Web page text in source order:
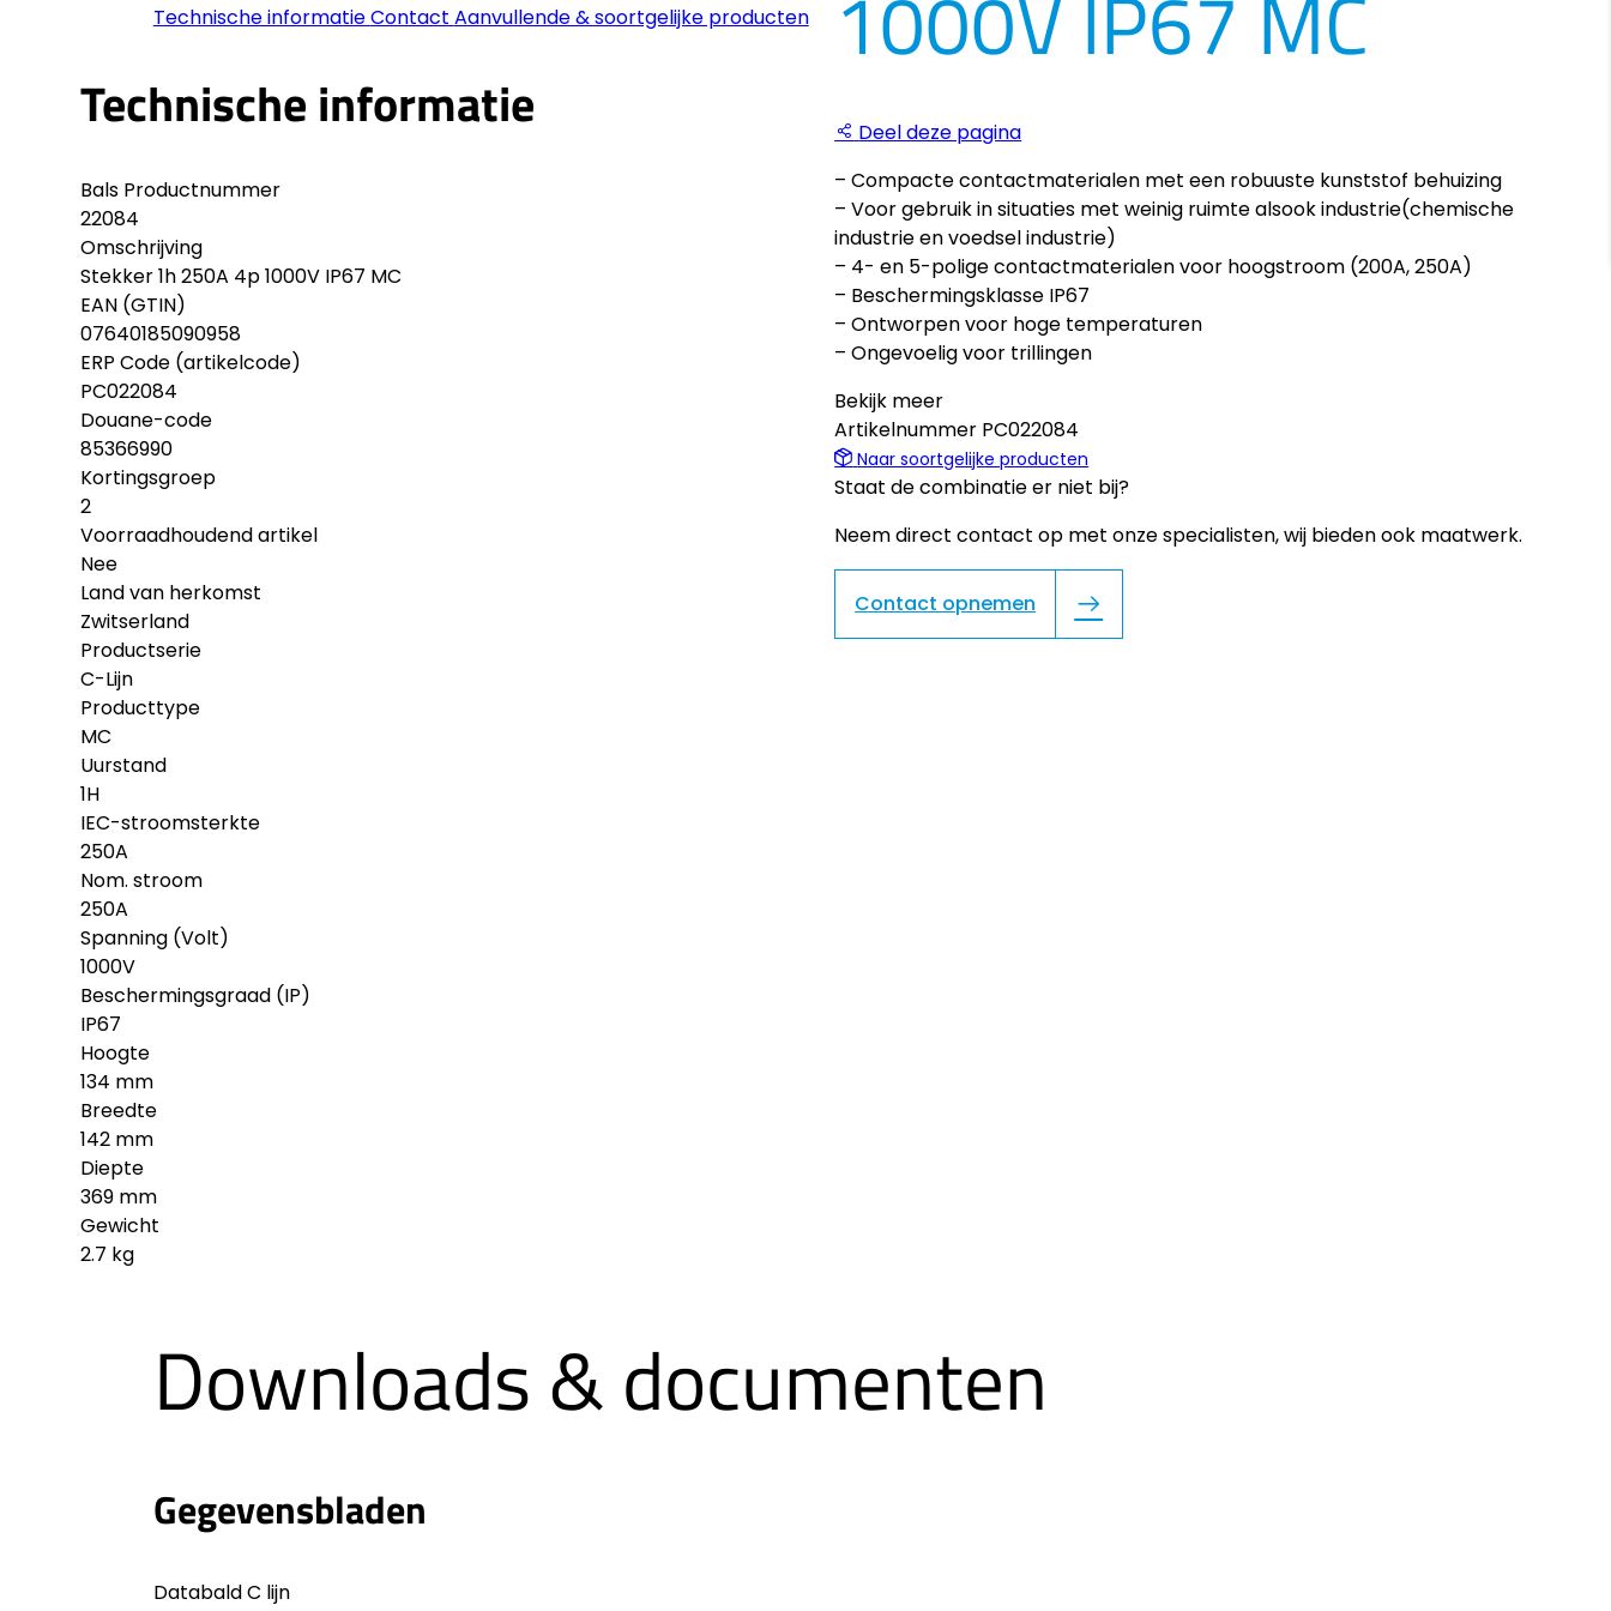
Deel deze pagina
– Compacte contactmaterialen met een robuuste kunststof behuizing
– Voor gebruik in situaties met weinig ruimte alsook industrie(chemische
industrie en voedsel industrie)
– 4- en 5-polige contactmaterialen voor hoogstroom (200A, 250A)
– Beschermingsklasse IP67
– Ontworpen voor hoge temperaturen
– Ongevoelig voor trillingen
Bekijk meer
Artikelnummer PC022084
Naar soortgelijke producten
Staat de combinatie er niet bij?
Neem direct contact op met onze specialisten, wij bieden ook maatwerk.
Contact opnemen
Technische informatieContact Aanvullende & soortgelijke producten
Technische informatie
Bals Productnummer
22084
Omschrijving
Stekker 1h 250A 4p 1000V IP67 MC
EAN (GTIN)
07640185090958
ERP Code (artikelcode)
PC022084
Douane-code
85366990
Kortingsgroep
2
Voorraadhoudend artikel
Nee
Land van herkomst
Zwitserland
Productserie
C-Lijn
Producttype
MC
Uurstand
1H
IEC-stroomsterkte
250A
Nom. stroom
250A
Spanning (Volt)
1000V
Beschermingsgraad (IP)
IP67
Hoogte
134 mm
Breedte
142 mm
Diepte
369 mm
Gewicht
2.7 kg
Downloads & documenten
Gegevensbladen
Databald C lijn